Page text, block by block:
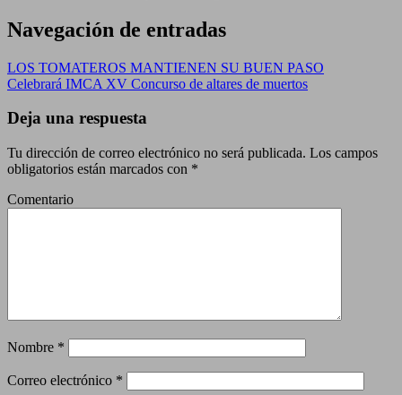
Navegación de entradas
LOS TOMATEROS MANTIENEN SU BUEN PASO
Celebrará IMCA XV Concurso de altares de muertos
Deja una respuesta
Tu dirección de correo electrónico no será publicada. Los campos
obligatorios están marcados con *
Comentario
Nombre *
Correo electrónico *